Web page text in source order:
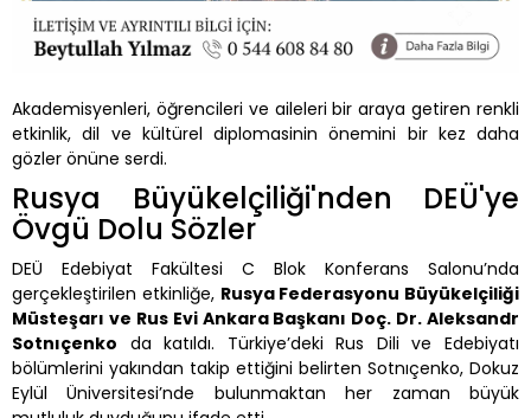
Akademisyenleri, öğrencileri ve aileleri bir araya getiren renkli
etkinlik, dil ve kültürel diplomasinin önemini bir kez daha
gözler önüne serdi.
Rusya Büyükelçiliği'nden DEÜ'ye
Övgü Dolu Sözler
DEÜ Edebiyat Fakültesi C Blok Konferans Salonu’nda
gerçekleştirilen etkinliğe, Rusya Federasyonu Büyükelçiliği
Müsteşarı ve Rus Evi Ankara Başkanı Doç. Dr. Aleksandr
Sotnıçenko da katıldı. Türkiye’deki Rus Dili ve Edebiyatı
bölümlerini yakından takip ettiğini belirten Sotnıçenko, Dokuz
Eylül Üniversitesi’nde bulunmaktan her zaman büyük